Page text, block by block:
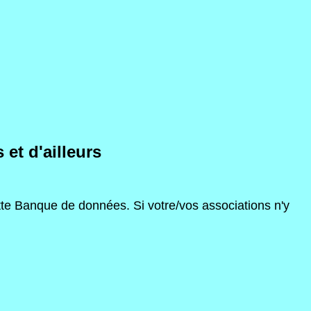
et d'ailleurs
Banque de données. Si votre/vos associations n'y